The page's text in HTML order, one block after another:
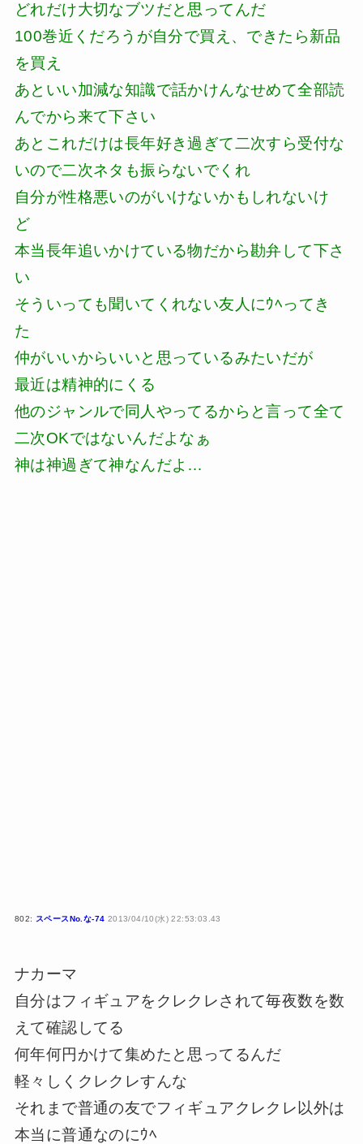
どれだけ大切なブツだと思ってんだ
100巻近くだろうが自分で買え、できたら新品
を買え
あといい加減な知識で話かけんなせめて全部読
んでから来て下さい
あとこれだけは長年好き過ぎて二次すら受付な
いので二次ネタも振らないでくれ
自分が性格悪いのがいけないかもしれないけ
ど
本当長年追いかけている物だから勘弁して下さ
い
そういっても聞いてくれない友人にｳﾍってき
た
仲がいいからいいと思っているみたいだが
最近は精神的にくる
他のジャンルで同人やってるからと言って全て
二次OKではないんだよなぁ
神は神過ぎて神なんだよ…
802: スペースNo.な-74 2013/04/10(水) 22:53:03.43
ナカーマ
自分はフィギュアをクレクレされて毎夜数を数
えて確認してる
何年何円かけて集めたと思ってるんだ
軽々しくクレクレすんな
それまで普通の友でフィギュアクレクレ以外は
本当に普通なのにｳﾍ